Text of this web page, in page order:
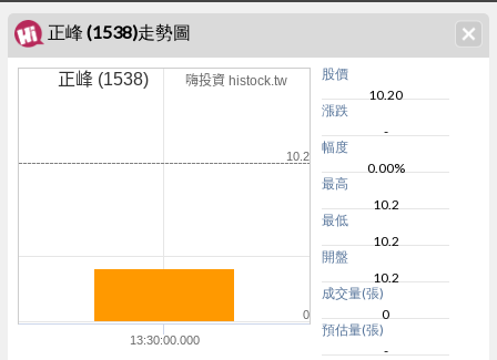
正峰 (1538)走勢圖
正峰 (1538) 嗨投資 histock.tw
13:30:00.000
10.2
0
股價
10.20
漲跌
-
幅度
0.00%
最高
10.2
最低
10.2
開盤
10.2
成交量(張)
0
預估量(張)
-